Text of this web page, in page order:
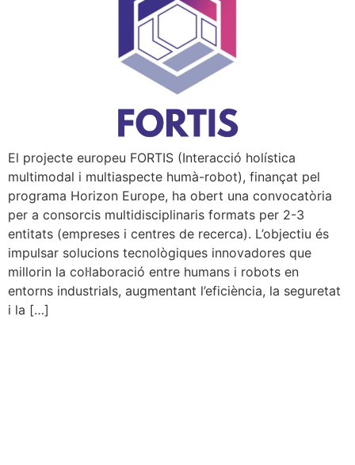
El projecte europeu FORTIS (Interacció holística
multimodal i multiaspecte humà-robot), finançat pel
programa Horizon Europe, ha obert una convocatòria
per a consorcis multidisciplinaris formats per 2-3
entitats (empreses i centres de recerca). L’objectiu és
impulsar solucions tecnològiques innovadores que
millorin la col·laboració entre humans i robots en
entorns industrials, augmentant l’eficiència, la seguretat
i la […]